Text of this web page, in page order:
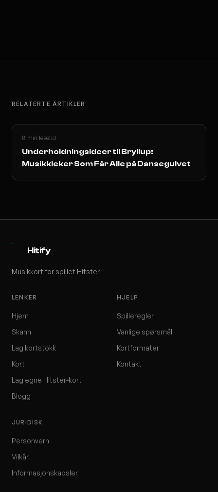
RELATERTE ARTIKLER
8 min lesetid
Underholdningsideer til Bryllup:
Musikkleker Som Får Alle på Dansegulvet
Hitify
Musikkort for spillet Hitster
LENKER
Hjem
Skann
Lag kortstokk
Kort
Lag egne Hitster-kort
Blogg
HJELP
Spilleregler
Vanlige spørsmål
Kortformater
Kontakt
JURIDISK
Personvern
Vilkår
Informasjonskapsler